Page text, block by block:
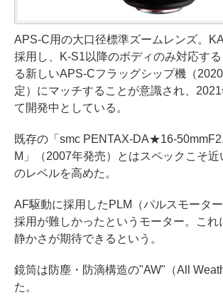
APS-C用の大口径標準ズームレンズ。
採用し、K-S1以降のボディのみ対応す
る新しいAPS-Cフラッグシップ機（
定）にマッチすることが意識され、
て開発中としている。
既存の「smc PENTAX-DA★16-
M」（2007年発売）とはスペックこそ
のレベルを高めた。
AF駆動に採用したPLM（パルスモータ
採用が難しかったというモーター。これ
静かさが期待できるという。
鏡筒は防塵・防滴構造の"AW"（All
た。